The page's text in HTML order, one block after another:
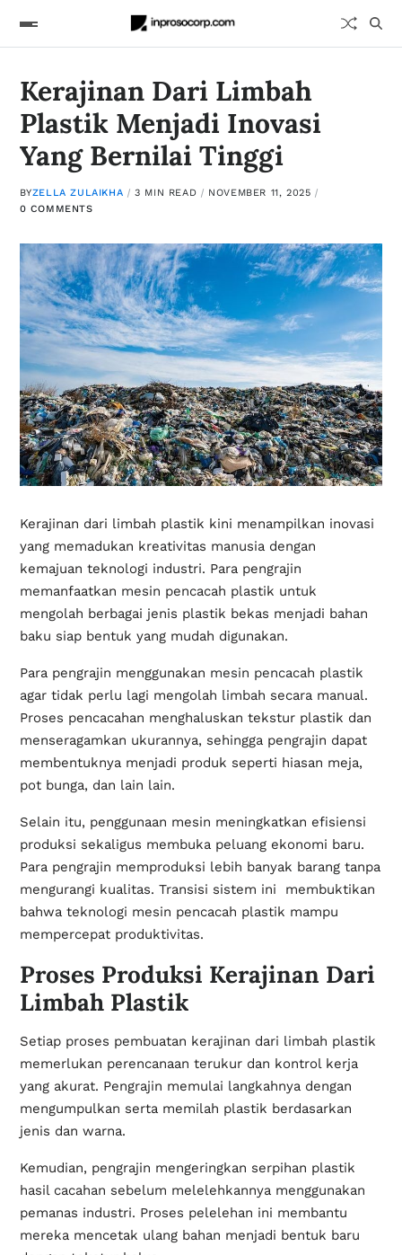
Kerajinan Dari Limbah
Plastik Menjadi Inovasi
Yang Bernilai Tinggi
BYZELLA ZULAIKHA 3 MIN READ
NOVEMBER 11, 2025
0 COMMENTS
Kerajinan dari limbah plastik kini menampilkan inovasi
yang memadukan kreativitas manusia dengan
kemajuan teknologi industri. Para pengrajin
memanfaatkan mesin pencacah plastik untuk
mengolah berbagai jenis plastik bekas menjadi bahan
baku siap bentuk yang mudah digunakan.
Para pengrajin menggunakan mesin pencacah plastik
agar tidak perlu lagi mengolah limbah secara manual.
Proses pencacahan menghaluskan tekstur plastik dan
menseragamkan ukurannya, sehingga pengrajin dapat
membentuknya menjadi produk seperti hiasan meja,
pot bunga, dan lain lain.
Selain itu, penggunaan mesin meningkatkan efisiensi
produksi sekaligus membuka peluang ekonomi baru.
Para pengrajin memproduksi lebih banyak barang tanpa
mengurangi kualitas. Transisi sistem ini membuktikan
bahwa teknologi mesin pencacah plastik mampu
mempercepat produktivitas.
Proses Produksi Kerajinan Dari
Limbah Plastik
Setiap proses pembuatan kerajinan dari limbah plastik
memerlukan perencanaan terukur dan kontrol kerja
yang akurat. Pengrajin memulai langkahnya dengan
mengumpulkan serta memilah plastik berdasarkan
jenis dan warna.
Kemudian, pengrajin mengeringkan serpihan plastik
hasil cacahan sebelum melelehkannya menggunakan
pemanas industri. Proses pelelehan ini membantu
mereka mencetak ulang bahan menjadi bentuk baru